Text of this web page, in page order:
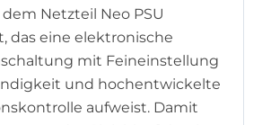
Netzteil Neo PSU
das eine elektronische
mit Feineinstellung
und hochentwickelte
aufweist. Damit